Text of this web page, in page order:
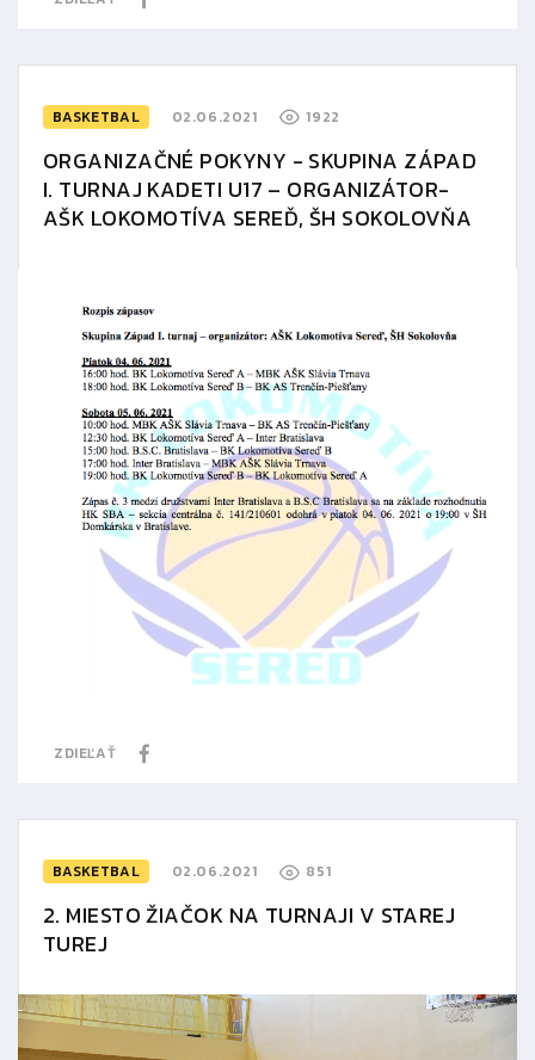
BASKETBAL 02.06.2021 1922
ORGANIZAČNÉ POKYNY - SKUPINA ZÁPAD
I. TURNAJ KADETI U17 – ORGANIZÁTOR-
AŠK LOKOMOTÍVA SEREĎ, ŠH SOKOLOVŇA
ZDIEĽAŤ
BASKETBAL 02.06.2021 851
2. MIESTO ŽIAČOK NA TURNAJI V STAREJ
TUREJ